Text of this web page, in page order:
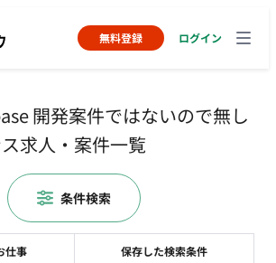
無料登録 ログイン
開発案件ではないので無し
求人・案件一覧
仕事 保存した検索条件
条件検索